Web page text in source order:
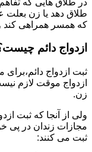
در طلاق هایی که
طلاق دهد یا زن بعلت
که همسر همراهی کند
ازدواج دائم
ثبت ازدواج
ازدواج موقت لازم
زن.
ولی از آنجا که ثبت
مجازات زندان در پی
ثبت می کنند: